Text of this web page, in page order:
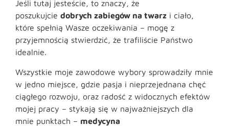
Jeśli tutaj jesteście, to znaczy, że
poszukujcie dobrych zabiegów na twarz i ciało,
które spełnią Wasze oczekiwania – mogę z
przyjemnością stwierdzić, że trafiliście Państwo
idealnie.
Wszystkie moje zawodowe wybory sprowadziły mnie
w jedno miejsce, gdzie pasja i nieprzejednana chęć
ciągłego rozwoju, oraz radość z widocznych efektów
mojej pracy – stykają się w najważniejszych dla
mnie punktach – medycyna